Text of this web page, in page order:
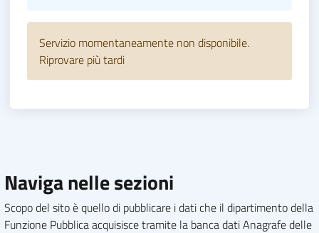
Servizio momentaneamente non disponibile.
Riprovare più tardi
Naviga nelle sezioni
Scopo del sito è quello di pubblicare i dati che il dipartimento della
Funzione Pubblica acquisisce tramite la banca dati Anagrafe delle